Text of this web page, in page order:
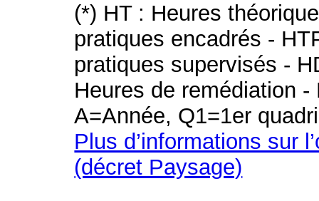
(*) HT : Heures
pratiques encadrés -
pratiques supervisés -
Heures de remédiation
A=Année, Q1=1er
Plus d’informations sur
(décret Paysage)